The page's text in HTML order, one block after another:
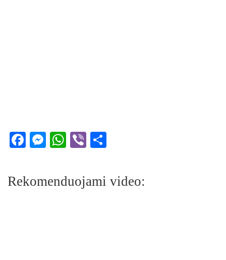
Facebook
Messenger
WhatsApp
Viber
Rekomenduojami video: